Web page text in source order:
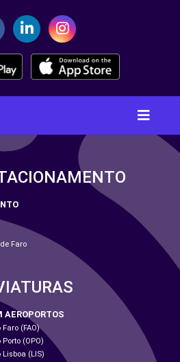
Faro
AEROPORTOS
(FAO)
(OPO)
(LIS)